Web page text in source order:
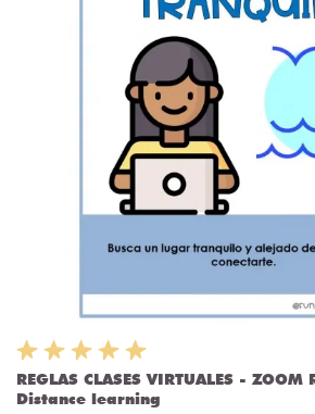
REGLAS CLASES VIRTUALES - ZOOM
Distance learning